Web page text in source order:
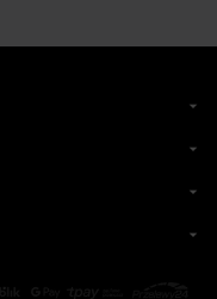
arrow_drop_down
arrow_drop_down
arrow_drop_down
arrow_drop_down